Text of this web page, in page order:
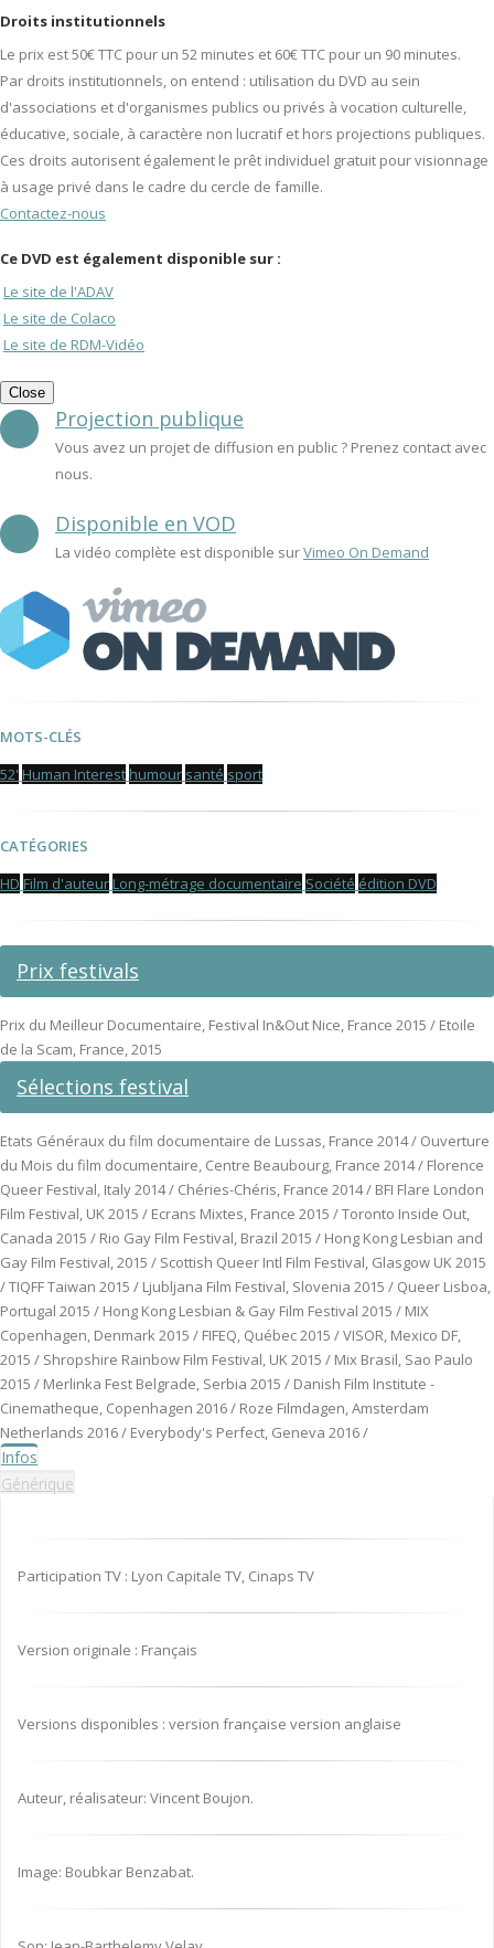
Droits institutionnels
Le prix est 50€ TTC pour un 52 minutes et 60€ TTC pour un 90 minutes.
Par droits institutionnels, on entend : utilisation du DVD au sein
d'associations et d'organismes publics ou privés à vocation culturelle,
éducative, sociale, à caractère non lucratif et hors projections publiques.
Ces droits autorisent également le prêt individuel gratuit pour visionnage
à usage privé dans le cadre du cercle de famille.
Contactez-nous
Ce DVD est également disponible sur :
Le site de l'ADAV
Le site de Colaco
Le site de RDM-Vidéo
Close
Projection publique
Vous avez un projet de diffusion en public ? Prenez contact avec
nous.
Disponible en VOD
La vidéo complète est disponible surVimeo On Demand
MOTS-CLÉS
52' Human Interest humour santé sport
CATÉGORIES
HD Film d'auteur Long-métrage documentaire Société édition DVD
Prix festivals
Prix du Meilleur Documentaire, Festival In&Out Nice, France 2015 / Etoile
de la Scam, France, 2015
Sélections festival
Etats Généraux du film documentaire de Lussas, France 2014 / Ouverture
du Mois du film documentaire, Centre Beaubourg, France 2014 / Florence
Queer Festival, Italy 2014 / Chéries-Chéris, France 2014 / BFI Flare London
Film Festival, UK 2015 / Ecrans Mixtes, France 2015 / Toronto Inside Out,
Canada 2015 / Rio Gay Film Festival, Brazil 2015 / Hong Kong Lesbian and
Gay Film Festival, 2015 / Scottish Queer Intl Film Festival, Glasgow UK 2015
/ TIQFF Taiwan 2015 / Ljubljana Film Festival, Slovenia 2015 / Queer Lisboa,
Portugal 2015 / Hong Kong Lesbian & Gay Film Festival 2015 / MIX
Copenhagen, Denmark 2015 / FIFEQ, Québec 2015 / VISOR, Mexico DF,
2015 / Shropshire Rainbow Film Festival, UK 2015 / Mix​ ​Brasil, Sao Paulo
2015 / Merlinka Fest Belgrade, Serbia 2015 / Danish Film Institute -
Cinematheque, Copenhagen 2016 / Roze Filmdagen, Amsterdam
Netherlands 2016 / Everybody's Perfect, Geneva 2016 /
Infos
Générique
Participation TV : Lyon Capitale TV, Cinaps TV
Version originale : Français
Versions disponibles : version française version anglaise
Auteur, réalisateur: Vincent Boujon.
Image: Boubkar Benzabat.